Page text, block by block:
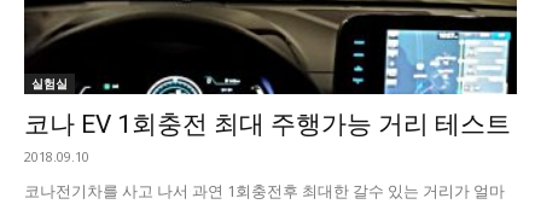
실험실
코나 EV 1회충전 최대 주행가능 거리 테스트
2018.09.10
코나전기차를 사고 나서 과연 1회충전후 최대한 갈수 있는 거리가 얼마